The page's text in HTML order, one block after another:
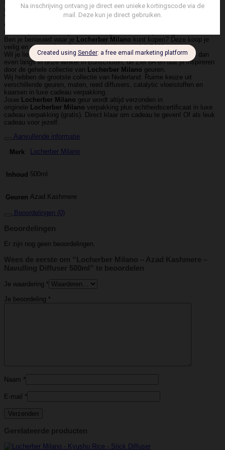
Het succes van Locherber Milano
blijkt wel uit het feit dat het merk
inmiddels ook internationaal wordt verkocht.
Wij zijn er dan ook heel trots op dat wijLocherber Milano
eersten aan kunnen bieden in Nederland. Neem snel een kijkje in onze
web-shop en verbaas jezelf over de geuren van dit prachtige merk.
Ben je benieuwd waar je
Locherber Milano kunt kopen? Deze koop je
veilig en eenvoudig online in de web-shop vanLA-PAM.
Wil je liever deLocherber Milano geuren eerst even ruiken? Kom dan
even langs in onze winkel in Bunschoten, de Ziel 8A en laat je inspireren
door de gehele collectie van
Locherber Milano geuren.
Wij hebben de grootste collectie van Nederland. Ruime keuze uit
verschillende geuren, maten, reed diffusers, catalytic vloeistoffen en
kaarsen in luxe cadeau verpakking.
Jouw
Locherber Milano geur wordt altijd verzonden in
originele
Locherber Milano verpakking plus echtheidscertificaat in luxe
cadeau verpakking (gratis). Direct klaar om cadeau te geven! Of als leuk
cadeau voor jezelf.
Aanvullende informatie
Merk Locherber Milano
Inhoud 500ml
Geuren Azad Kashmere
Beoordelingen (0)
Beoordelingen
Er zijn nog geen beoordelingen.
Wees de eerste om “Locherber Milano – Azad Kashmere –
Navulling Diffuser 500ml” te beoordelen
Je waardering *
Je beoordeling *
Naam *
E-mail *
Gerelateerde producten